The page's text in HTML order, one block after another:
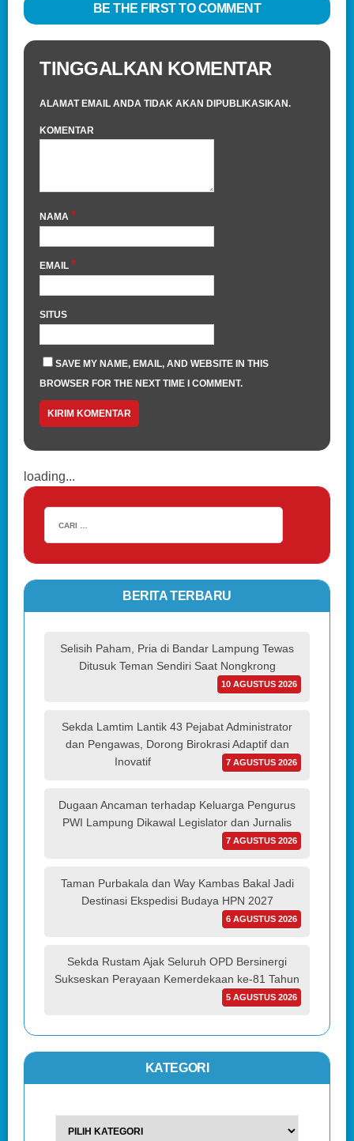
BE THE FIRST TO COMMENT
TINGGALKAN KOMENTAR
ALAMAT EMAIL ANDA TIDAK AKAN DIPUBLIKASIKAN.
KOMENTAR
NAMA *
EMAIL *
SITUS
SAVE MY NAME, EMAIL, AND WEBSITE IN THIS
BROWSER FOR THE NEXT TIME I COMMENT.
loading...
BERITA TERBARU
Selisih Paham, Pria di Bandar Lampung Tewas
Ditusuk Teman Sendiri Saat Nongkrong
10 AGUSTUS 2026
Sekda Lamtim Lantik 43 Pejabat Administrator
dan Pengawas, Dorong Birokrasi Adaptif dan
Inovatif
7 AGUSTUS 2026
Dugaan Ancaman terhadap Keluarga Pengurus
PWI Lampung Dikawal Legislator dan Jurnalis
7 AGUSTUS 2026
Taman Purbakala dan Way Kambas Bakal Jadi
Destinasi Ekspedisi Budaya HPN 2027
6 AGUSTUS 2026
Sekda Rustam Ajak Seluruh OPD Bersinergi
Sukseskan Perayaan Kemerdekaan ke-81 Tahun
5 AGUSTUS 2026
KATEGORI